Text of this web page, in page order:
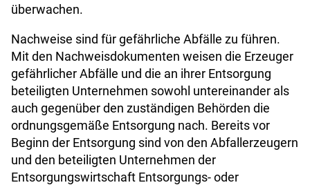
überwachen.
Nachweise sind für gefährliche Abfälle zu führen.
Mit den Nachweisdokumenten weisen die Erzeuger
gefährlicher Abfälle und die an ihrer Entsorgung
beteiligten Unternehmen sowohl untereinander als
auch gegenüber den zuständigen Behörden die
ordnungsgemäße Entsorgung nach. Bereits vor
Beginn der Entsorgung sind von den Abfallerzeugern
und den beteiligten Unternehmen der
Entsorgungswirtschaft Entsorgungs- oder